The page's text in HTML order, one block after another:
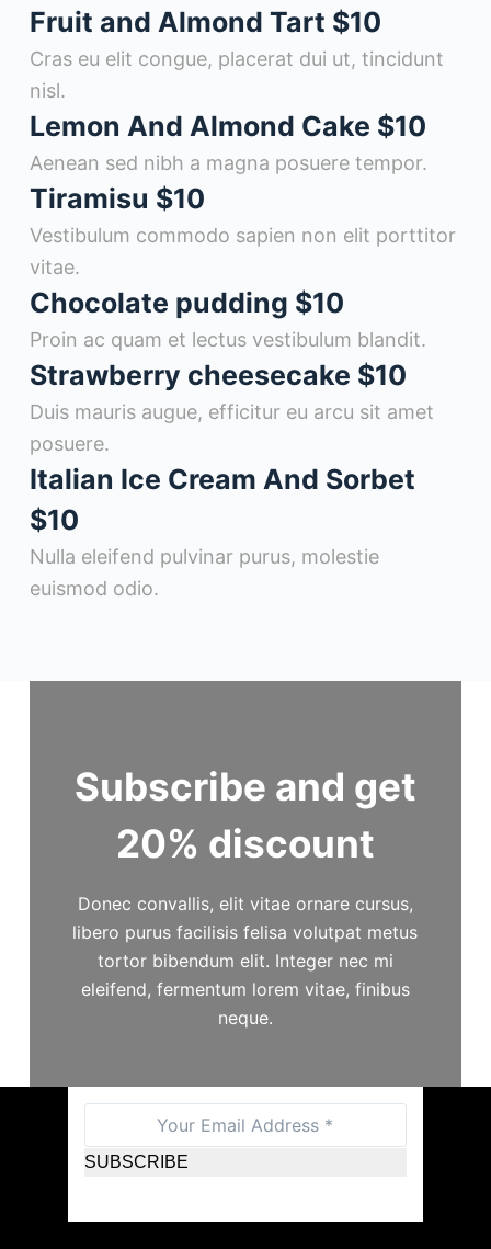
Fruit and Almond Tart $10
Cras eu elit congue, placerat dui ut, tincidunt
nisl.
Lemon And Almond Cake $10
Aenean sed nibh a magna posuere tempor.
Tiramisu $10
Vestibulum commodo sapien non elit porttitor
vitae.
Chocolate pudding $10
Proin ac quam et lectus vestibulum blandit.
Strawberry cheesecake $10
Duis mauris augue, efficitur eu arcu sit amet
posuere.
Italian Ice Cream And Sorbet
$10
Nulla eleifend pulvinar purus, molestie
euismod odio.
Subscribe and get
20% discount
Donec convallis, elit vitae ornare cursus,
libero purus facilisis felisa volutpat metus
tortor bibendum elit. Integer nec mi
eleifend, fermentum lorem vitae, finibus
neque.
SUBSCRIBE